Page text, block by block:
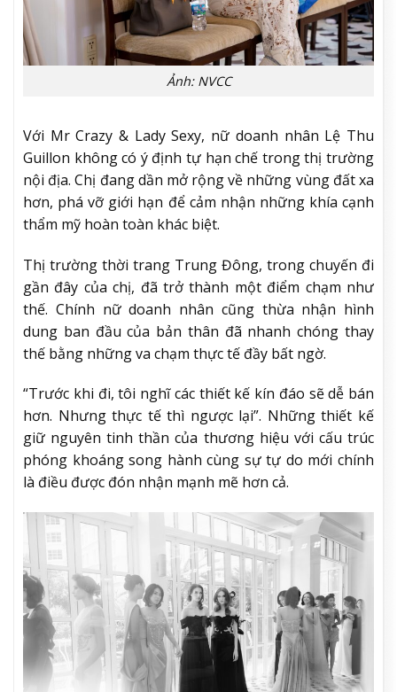
Ảnh: NVCC
Với Mr Crazy & Lady Sexy, nữ doanh nhân Lệ Thu
Guillon không có ý định tự hạn chế trong thị trường
nội địa. Chị đang dần mở rộng về những vùng đất xa
hơn, phá vỡ giới hạn để cảm nhận những khía cạnh
thẩm mỹ hoàn toàn khác biệt.
Thị trường thời trang Trung Đông, trong chuyến đi
gần đây của chị, đã trở thành một điểm chạm như
thế. Chính nữ doanh nhân cũng thừa nhận hình
dung ban đầu của bản thân đã nhanh chóng thay
thế bằng những va chạm thực tế đầy bất ngờ.
“Trước khi đi, tôi nghĩ các thiết kế kín đáo sẽ dễ bán
hơn. Nhưng thực tế thì ngược lại”. Những thiết kế
giữ nguyên tinh thần của thương hiệu với cấu trúc
phóng khoáng song hành cùng sự tự do mới chính
là điều được đón nhận mạnh mẽ hơn cả.